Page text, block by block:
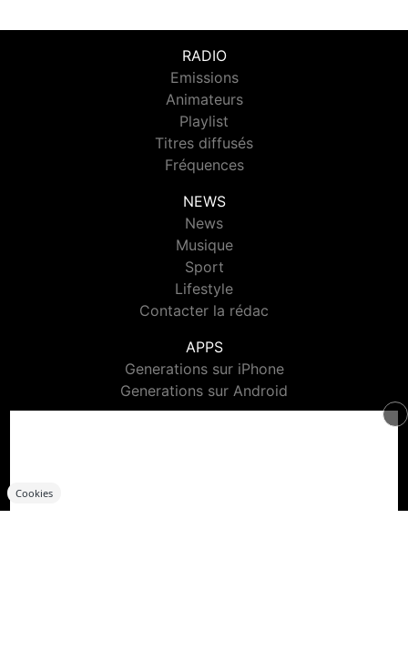
RADIO
Emissions
Animateurs
Playlist
Titres diffusés
Fréquences
NEWS
News
Musique
Sport
Lifestyle
Contacter la rédac
APPS
Generations sur iPhone
Generations sur Android
Cookies